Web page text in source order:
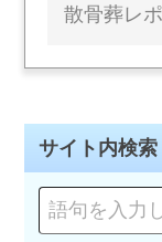
稿
ナ
ビ
ゲ
ー
散骨葬レ
サイト内検索
ペ
ー